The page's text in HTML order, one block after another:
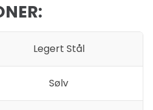
Legert Stål
Sølv